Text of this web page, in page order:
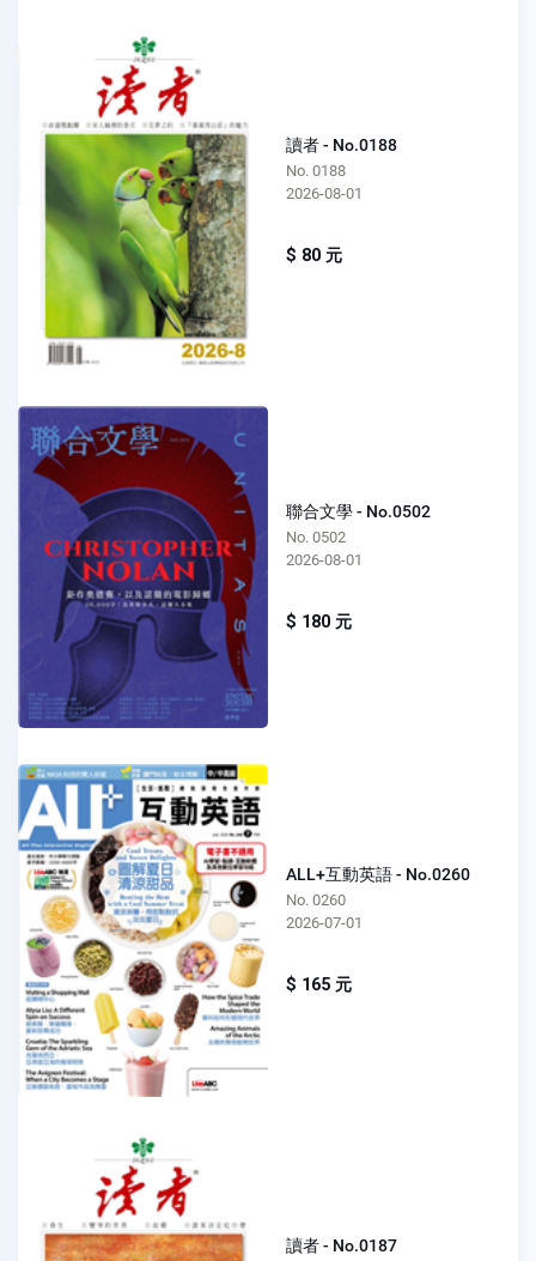
讀者 - No.0188
No. 0188
2026-08-01
$ 80 元
聯合文學 - No.0502
No. 0502
2026-08-01
$ 180 元
ALL+互動英語 - No.0260
No. 0260
2026-07-01
$ 165 元
讀者 - No.0187